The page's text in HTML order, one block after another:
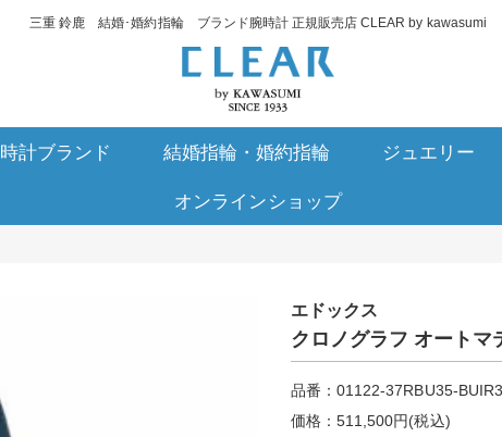
三重 鈴鹿 結婚･婚約指輪 ブランド腕時計 正規販売店 CLEAR by kawasumi
時計ブランド 結婚指輪・婚約指輪 ジュエリー
オンラインショップ
エドックス
クロノグラフ オートマ
品番：01122-37RBU35-BUIR3
価格：511,500円(税込)